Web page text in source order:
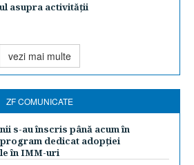
asupra activităţii
vezi mai multe
ZF COMUNICATE
s-au înscris până acum în
dedicat adopției
în IMM-uri